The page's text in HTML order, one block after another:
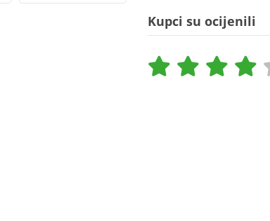
Kupci su ocijenili